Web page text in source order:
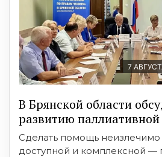
7
В Брянской области
развитию
Сделать помощь
доступной и комплексной —